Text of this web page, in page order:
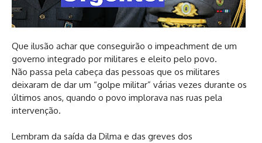
Que ilusão achar que conseguirão o impeachment de um
governo integrado por militares e eleito pelo povo.
Não passa pela cabeça das pessoas que os militares
deixaram de dar um “golpe militar” várias vezes durante os
últimos anos, quando o povo implorava nas ruas pela
intervenção.
Lembram da saída da Dilma e das greves dos